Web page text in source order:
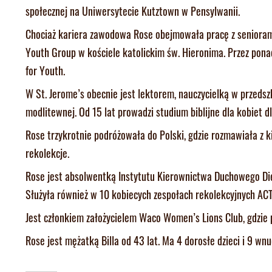
społecznej na Uniwersytecie Kutztown w Pensylwanii.
Chociaż kariera zawodowa Rose obejmowała pracę z
Youth Group w kościele katolickim św. Hieronima. Przez
for Youth.
W St. Jerome’s obecnie jest lektorem, nauczycielką w
modlitewnej. Od 15 lat prowadzi studium biblijne dla kobiet
Rose trzykrotnie podróżowała do Polski, gdzie rozmawiała
rekolekcje.
Rose jest absolwentką Instytutu Kierownictwa Duchowego
Służyła również w 10 kobiecych zespołach rekolekcyjnych
Jest członkiem założycielem Waco Women’s Lions Club,
Rose jest mężatką Billa od 43 lat. Ma 4 dorosłe dzieci i 9